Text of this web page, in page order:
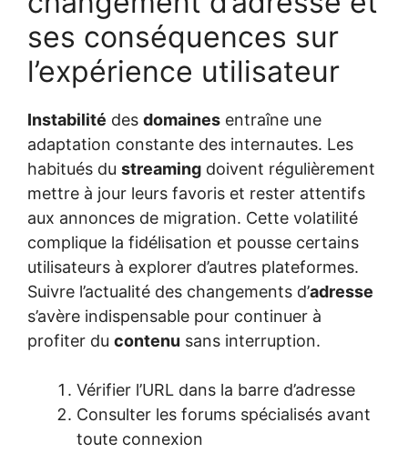
ses conséquences sur
l’expérience utilisateur
Instabilité des domaines entraîne une
adaptation constante des internautes. Les
habitués du streaming doivent régulièrement
mettre à jour leurs favoris et rester attentifs
aux annonces de migration. Cette volatilité
complique la fidélisation et pousse certains
utilisateurs à explorer d’autres plateformes.
Suivre l’actualité des changements d’adresse
s’avère indispensable pour continuer à
profiter du contenu sans interruption.
Vérifier l’URL dans la barre d’adresse
Consulter les forums spécialisés avant
toute connexion